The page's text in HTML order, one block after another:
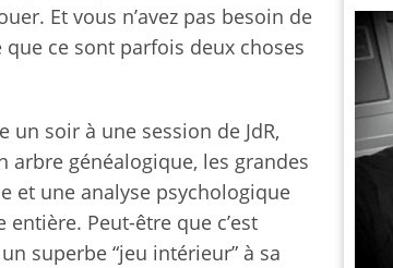
Et vous n’avez pas besoin de
ce sont parfois deux choses
un soir à une session de JdR,
arbre généalogique, les grandes
et une analyse psychologique
Peut-être que c’est
superbe “jeu intérieur” à sa